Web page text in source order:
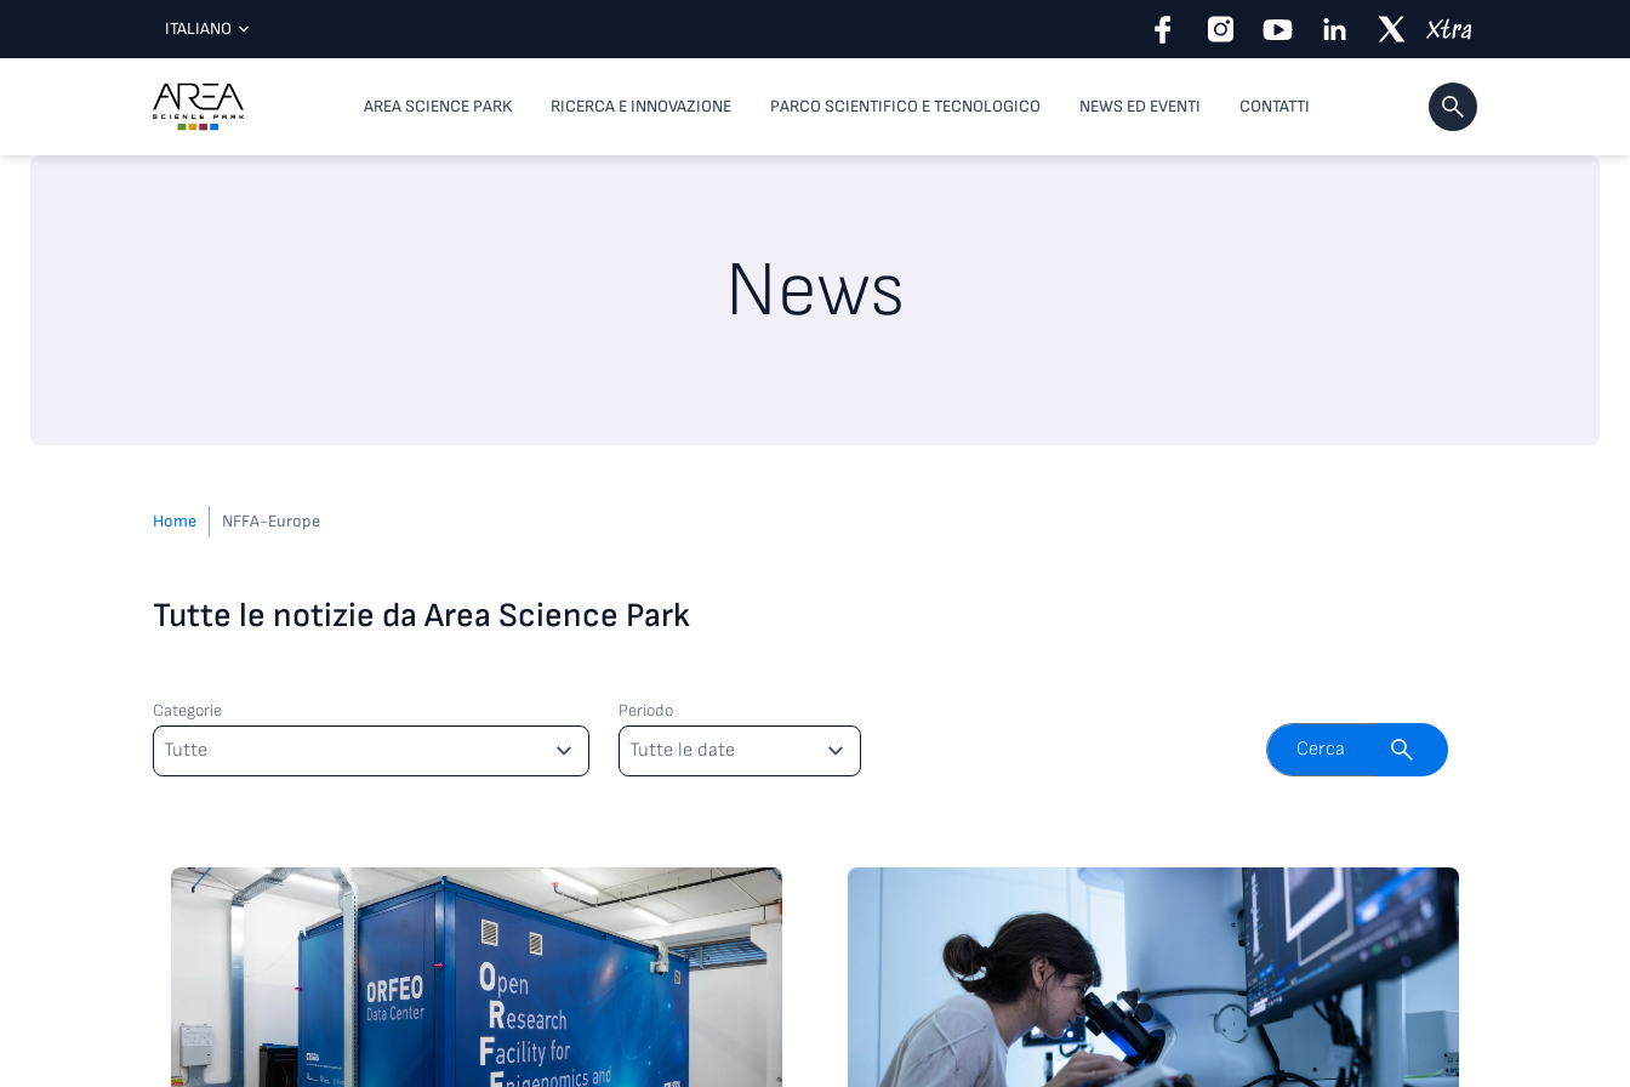
ITALIANO
AREA SCIENCE PARK RICERCA E INNOVAZIONE PARCO SCIENTIFICO E TECNOLOGICO NEWS ED EVENTI CONTATTI
News
Home NFFA-Europe
Tutte le notizie da Area Science Park
Categorie
Categorie
Tutte
Periodo
Periodo
Tutte le date
Attiva il campo di ricercaCerca